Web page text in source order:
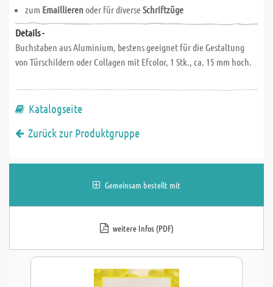
zum Emaillierenoder für diverseSchriftzüge
Details -
Buchstaben aus Aluminium, bestens geeignet für die Gestaltung
von Türschildern oder Collagen mit Efcolor, 1 Stk., ca. 15 mm hoch.
Katalogseite
Zurück zur Produktgruppe
Gemeinsam bestellt mit
weitere Infos (PDF)